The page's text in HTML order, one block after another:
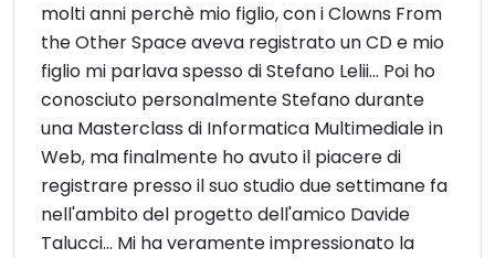
molti anni perchè mio figlio, con i Clowns From
the Other Space aveva registrato un CD e mio
figlio mi parlava spesso di Stefano Lelii... Poi ho
conosciuto personalmente Stefano durante
una Masterclass di Informatica Multimediale in
Web, ma finalmente ho avuto il piacere di
registrare presso il suo studio due settimane fa
nell'ambito del progetto dell'amico Davide
Talucci... Mi ha veramente impressionato la